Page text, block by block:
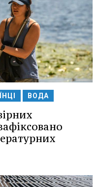
ВОДА